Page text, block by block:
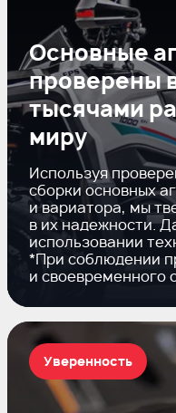
Основные
проверены
тысячами
миру
Используя
сборки основных
и вариатора, мы
в их надежности.
использовании
*При соблюдении
и своевременного
Уверенность